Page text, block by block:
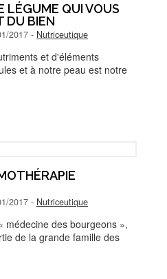
LÉGUME QUI VOUS
DU BIEN
2017 - Nutriceutique
et d'éléments
et à notre peau est notre
2017 - Nutriceutique
médecine des bourgeons »,
de la grande famille des